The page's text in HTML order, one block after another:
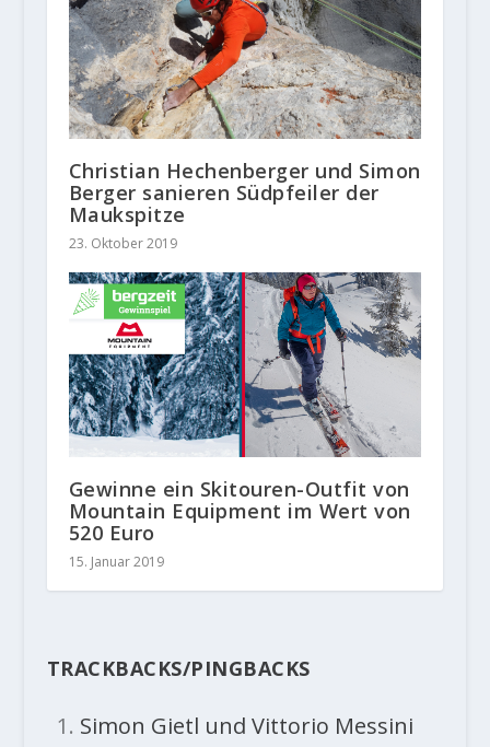
Christian Hechenberger und Simon
Berger sanieren Südpfeiler der
Maukspitze
23. Oktober 2019
Gewinne ein Skitouren-Outfit von
Mountain Equipment im Wert von
520 Euro
15. Januar 2019
TRACKBACKS/PINGBACKS
Simon Gietl und Vittorio Messini